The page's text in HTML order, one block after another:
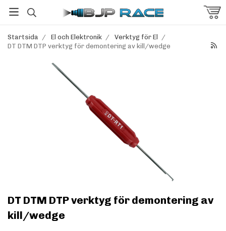
Startsida / El och Elektronik / Verktyg för El
/
DT DTM DTP verktyg för demontering av kill/wedge
DT DTM DTP verktyg för demontering av
kill/wedge